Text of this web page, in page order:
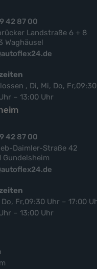
42 87 00
Landstraße 6 + 8
Waghäusel
, Di, Mi, Do,
– 13:00 Uhr
42 87 00
Daimler-Straße 42
Gundelsheim
Do, Fr,09:30 Uhr – 17:00
– 13:00 Uhr